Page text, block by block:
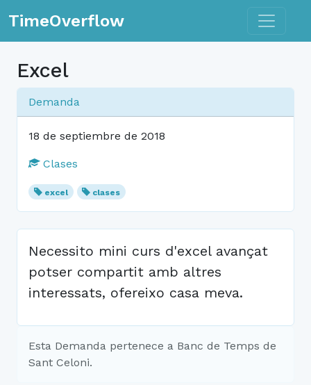
TimeOverflow Toggle
Excel
Demanda
18 de septiembre de 2018
Clases
excel clases
Necessito mini curs d'excel avançat
potser compartit amb altres
interessats, ofereixo casa meva.
Esta Demanda pertenece a Banc de Temps de
Sant Celoni.